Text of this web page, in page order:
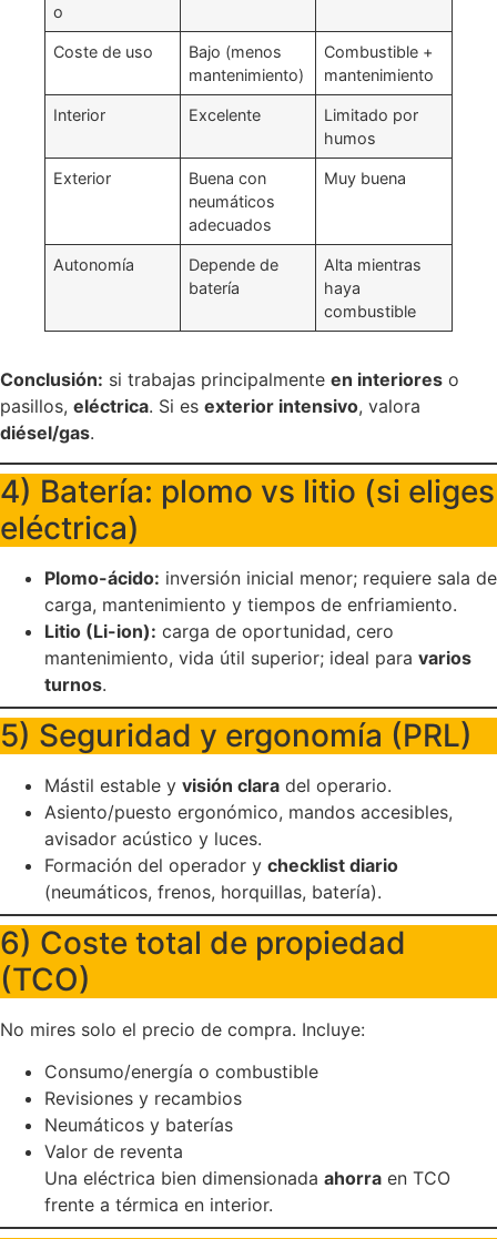
o
Coste de uso
Bajo (menos
mantenimiento)
Combustible +
mantenimiento
Interior Excelente
Limitado por
humos
Exterior
Buena con
neumáticos
adecuados
Muy buena
Autonomía
Depende de
batería
Alta mientras
haya
combustible
Conclusión: si trabajas principalmente en interiores o
pasillos, eléctrica. Si es exterior intensivo, valora
diésel/gas.
4) Batería: plomo vs litio (si eliges
eléctrica)
Plomo-ácido: inversión inicial menor; requiere sala de
carga, mantenimiento y tiempos de enfriamiento.
Litio (Li-ion): carga de oportunidad, cero
mantenimiento, vida útil superior; ideal para varios
turnos.
5) Seguridad y ergonomía (PRL)
Mástil estable y visión clara del operario.
Asiento/puesto ergonómico, mandos accesibles,
avisador acústico y luces.
Formación del operador y checklist diario
(neumáticos, frenos, horquillas, batería).
6) Coste total de propiedad
(TCO)
No mires solo el precio de compra. Incluye:
Consumo/energía o combustible
Revisiones y recambios
Neumáticos y baterías
Valor de reventa
Una eléctrica bien dimensionada ahorra en TCO
frente a térmica en interior.